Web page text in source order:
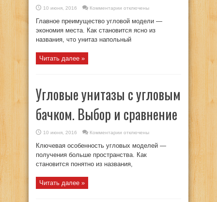
10 июня, 2016 Комментарии
Унитаз
угловой
и
его
основные
отключены
Главное преимущество угловой модели —
экономия места. Как становится ясно из
названия, что унитаз напольный
Читать далее »
Угловые унитазы с угловым
бачком. Выбор и сравнение
10 июня, 2016 Комментарии
унитазы
с
угловым
бачком.
отключены
Ключевая особенность угловых моделей —
получения больше пространства. Как
становится понятно из названия,
Читать далее »